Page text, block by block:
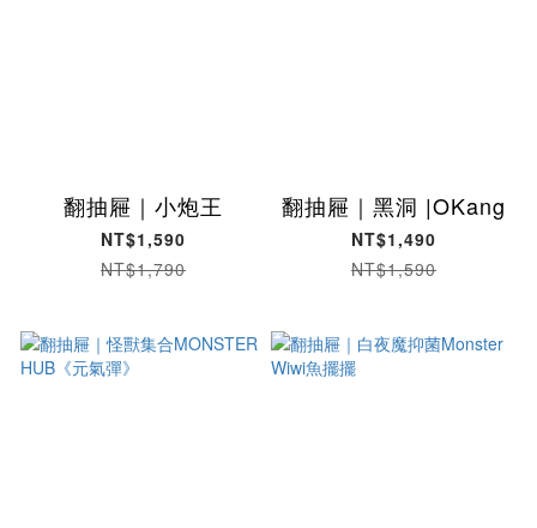
翻抽屜｜小炮王
NT$1,590
NT$1,790
翻抽屜｜黑洞 |OKang
NT$1,490
NT$1,590